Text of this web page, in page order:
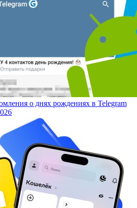
о днях рождениях в Telegram